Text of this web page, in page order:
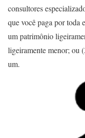
consultores
que você paga por toda
um patrimônio
ligeiramente menor; ou
um.